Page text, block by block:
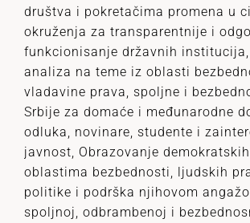
društva i pokretačima promena u
okruženja za transparentnije i
funkcionisanje državnih
analiza na teme iz oblasti
vladavine prava, spoljne i
Srbije za domaće i međunarodne
odluka, novinare, studente i
javnost, Obrazovanje
oblastima bezbednosti, ljudskih
politike i podrška njihovom
spoljnoj, odbrambenoj i